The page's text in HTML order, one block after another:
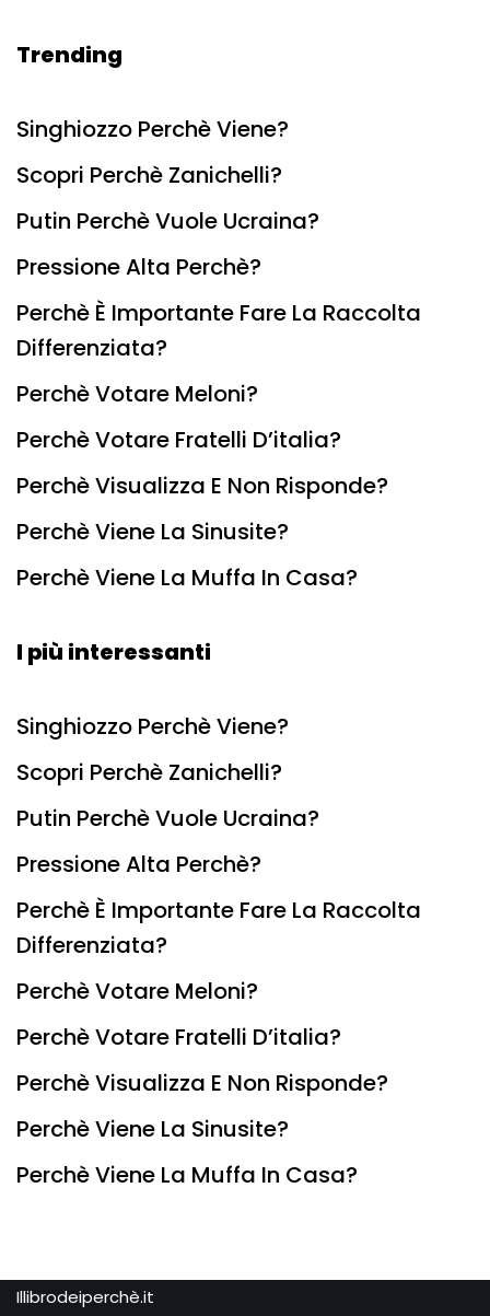
Trending
Singhiozzo Perchè Viene?
Scopri Perchè Zanichelli?
Putin Perchè Vuole Ucraina?
Pressione Alta Perchè?
Perchè È Importante Fare La Raccolta
Differenziata?
Perchè Votare Meloni?
Perchè Votare Fratelli D’italia?
Perchè Visualizza E Non Risponde?
Perchè Viene La Sinusite?
Perchè Viene La Muffa In Casa?
I più interessanti
Singhiozzo Perchè Viene?
Scopri Perchè Zanichelli?
Putin Perchè Vuole Ucraina?
Pressione Alta Perchè?
Perchè È Importante Fare La Raccolta
Differenziata?
Perchè Votare Meloni?
Perchè Votare Fratelli D’italia?
Perchè Visualizza E Non Risponde?
Perchè Viene La Sinusite?
Perchè Viene La Muffa In Casa?
Illibrodeiperchè.it